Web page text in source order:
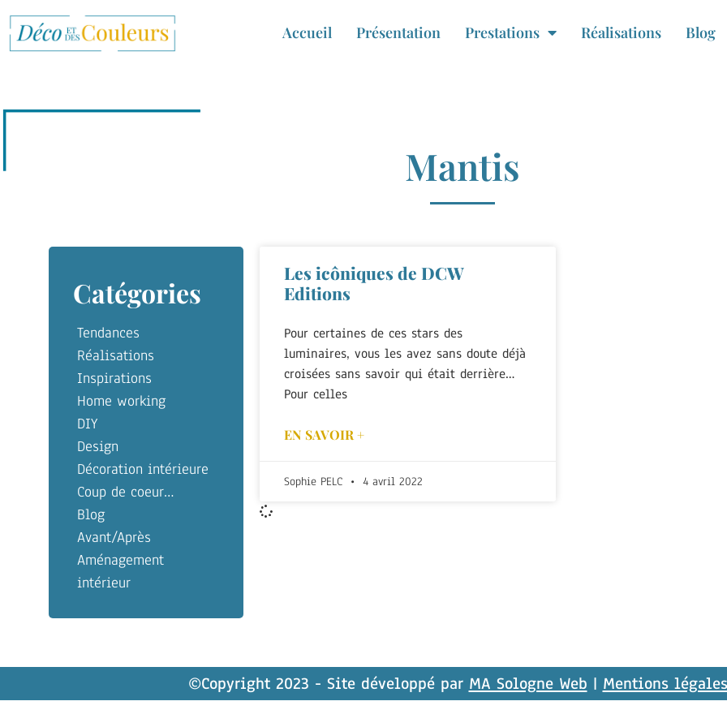
Accueil Présentation Prestations Réalisations Blog
Mantis
Catégories
Tendances
Réalisations
Inspirations
Home working
DIY
Design
Décoration intérieure
Coup de coeur…
Blog
Avant/Après
Aménagement
intérieur
Les icôniques de DCW
Editions
Pour certaines de ces stars des
luminaires, vous les avez sans doute déjà
croisées sans savoir qui était derrière…
Pour celles
EN SAVOIR +
Sophie PELC 4 avril 2022
©Copyright 2023 - Site développé par MA Sologne Web | Mentions légales